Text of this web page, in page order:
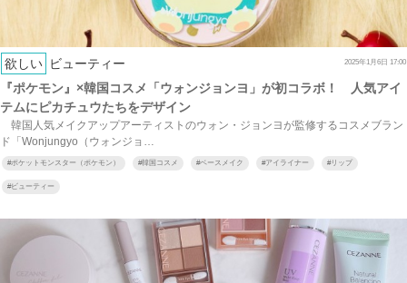
欲しい ビューティー 2025年1月6日 17:00
『ポケモン』×韓国コスメ「ウォンジョンヨ」が初コラボ！ 人気アイ
テムにピカチュウたちをデザイン
韓国人気メイクアップアーティストのウォン・ジョンヨが監修するコスメブラン
ド「Wonjungyo（ウォンジョ…
#ポケットモンスター（ポケモン） #韓国コスメ #ベースメイク #アイライナー #リップ
#ビューティー